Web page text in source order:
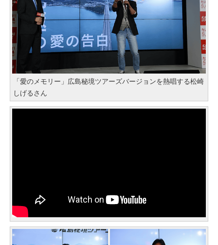
「愛のメモリー」広島秘境ツアーズバージョンを熱唱する松崎
しげるさん